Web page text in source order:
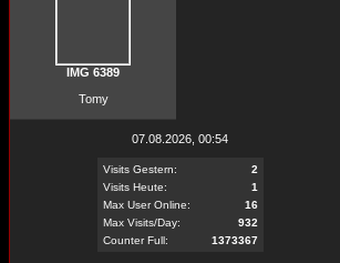
IMG 6389
Tomy
07.08.2026, 00:54
Visits Gestern:
2
Visits Heute:
1
Max User Online:
16
Max Visits/Day:
932
Counter Full:
1373367